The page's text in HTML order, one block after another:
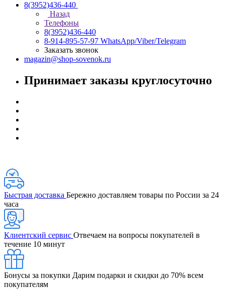
8(3952)436-440
Назад
Телефоны
8(3952)436-440
8-914-895-57-97 WhatsApp/Viber/Telegram
Заказать звонок
magazin@shop-sovenok.ru
Принимает заказы круглосуточно
Быстрая доставка Бережно доставляем товары по России за 24
часа
Клиентский сервис Отвечаем на вопросы покупателей в
течение 10 минут
Бонусы за покупки Дарим подарки и скидки до 70% всем
покупателям